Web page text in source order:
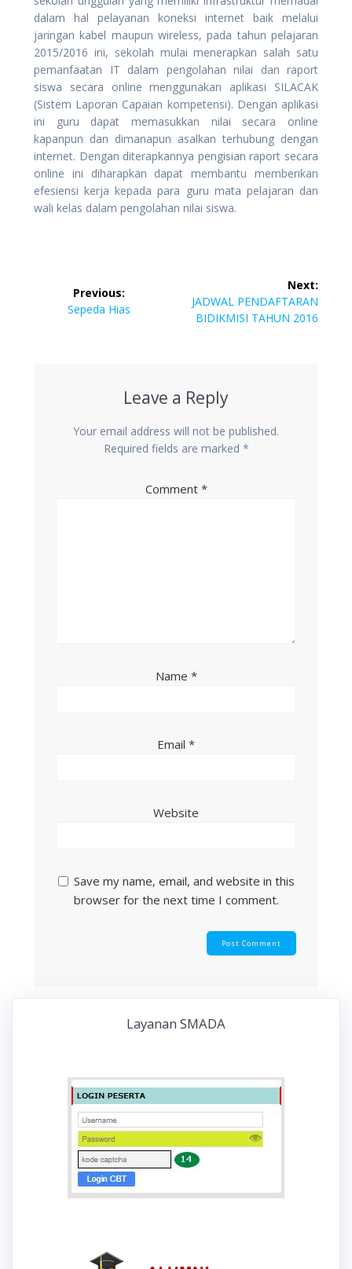
dalam hal pelayanan koneksi internet baik melalui
jaringan kabel maupun wireless, pada tahun pelajaran
2015/2016 ini, sekolah mulai menerapkan salah satu
pemanfaatan IT dalam pengolahan nilai dan raport
siswa secara online menggunakan aplikasi SILACAK
(Sistem Laporan Capaian kompetensi). Dengan aplikasi
ini guru dapat memasukkan nilai secara online
kapanpun dan dimanapun asalkan terhubung dengan
internet. Dengan diterapkannya pengisian raport secara
online ini diharapkan dapat membantu memberikan
efesiensi kerja kepada para guru mata pelajaran dan
wali kelas dalam pengolahan nilai siswa.
navigation
Previous:
Previous
Sepeda Hias
Next:
Next
post:
JADWAL PENDAFTARAN
BIDIKMISI TAHUN 2016
Leave a Reply
Your email address will not be published.
Required fields are marked *
Comment *
Name *
Email *
Website
Save my name, email, and website in this
browser for the next time I comment.
Layanan SMADA